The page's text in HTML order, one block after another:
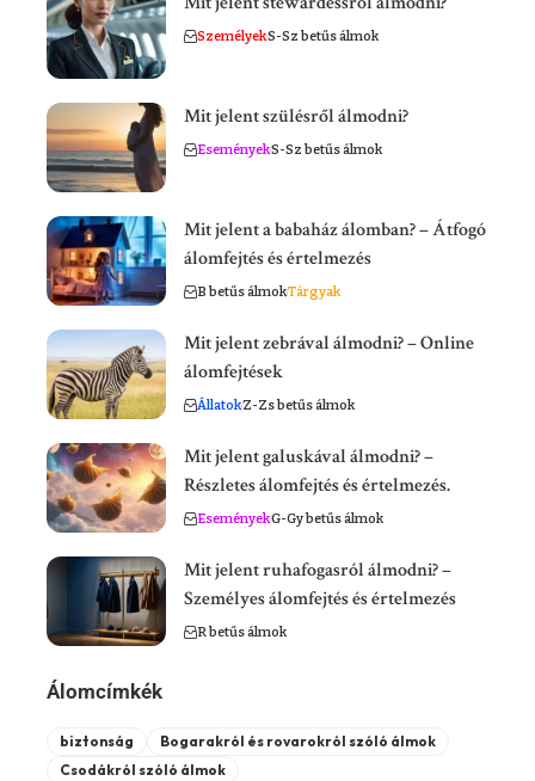
SzemélyekS-Sz betűs álmok
Mit jelent szülésről álmodni?
EseményekS-Sz betűs álmok
Mit jelent a babaház álomban? – Átfogó
álomfejtés és értelmezés
B betűs álmokTárgyak
Mit jelent zebrával álmodni? – Online
álomfejtések
ÁllatokZ-Zs betűs álmok
Mit jelent galuskával álmodni? –
Részletes álomfejtés és értelmezés.
EseményekG-Gy betűs álmok
Mit jelent ruhafogasról álmodni? –
Személyes álomfejtés és értelmezés
R betűs álmok
Álomcímkék
biztonság
Bogarakról és rovarokról szóló álmok
Csodákról szóló álmok